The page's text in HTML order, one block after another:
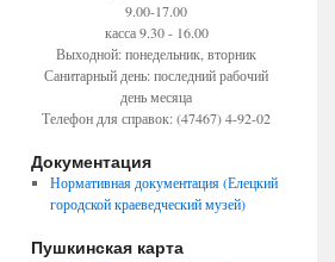
9.00-17.00
касса 9.30 - 16.00
Выходной: понедельник, вторник
Санитарный день: последний рабочий
день месяца
Телефон для справок: (47467) 4-92-02
Документация
Нормативная документация (Елецкий
городской краеведческий музей)
Пушкинская карта